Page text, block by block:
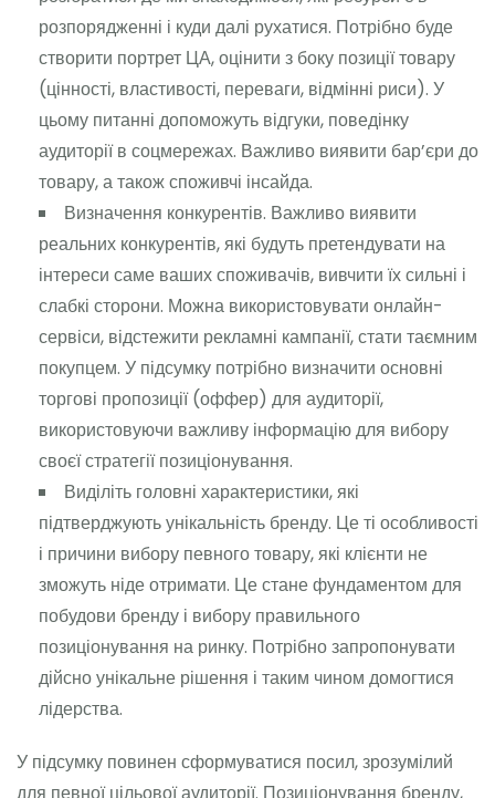
розпорядженні і куди далі рухатися. Потрібно буде
створити портрет ЦА, оцінити з боку позиції товару
(цінності, властивості, переваги, відмінні риси). У
цьому питанні допоможуть відгуки, поведінку
аудиторії в соцмережах. Важливо виявити бар’єри до
товару, а також споживчі інсайда.
Визначення конкурентів. Важливо виявити
реальних конкурентів, які будуть претендувати на
інтереси саме ваших споживачів, вивчити їх сильні і
слабкі сторони. Можна використовувати онлайн-
сервіси, відстежити рекламні кампанії, стати таємним
покупцем. У підсумку потрібно визначити основні
торгові пропозиції (оффер) для аудиторії,
використовуючи важливу інформацію для вибору
своєї стратегії позиціонування.
Виділіть головні характеристики, які
підтверджують унікальність бренду. Це ті особливості
і причини вибору певного товару, які клієнти не
зможуть ніде отримати. Це стане фундаментом для
побудови бренду і вибору правильного
позиціонування на ринку. Потрібно запропонувати
дійсно унікальне рішення і таким чином домогтися
лідерства.
У підсумку повинен сформуватися посил, зрозумілий